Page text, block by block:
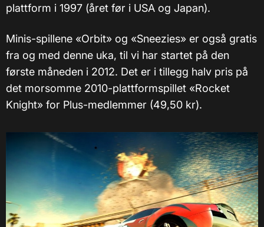
plattform i 1997 (året før i USA og Japan).
Minis-spillene «Orbit» og «Sneezies» er også gratis
fra og med denne uka, til vi har startet på den
første måneden i 2012. Det er i tillegg halv pris på
det morsomme 2010-plattformspillet «Rocket
Knight» for Plus-medlemmer (49,50 kr).